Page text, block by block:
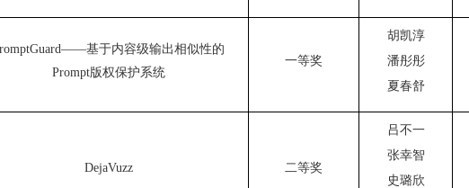
基于内容级输出相似性的
Prompt版权保护系统
一等奖
胡凯淳
潘彤彤
夏春舒
DejaVuzz 二等奖
吕不一
张幸智
史璐欣